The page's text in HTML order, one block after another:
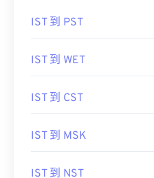
IST 到 PST
IST 到 WET
IST 到 CST
IST 到 MSK
IST 到 NST